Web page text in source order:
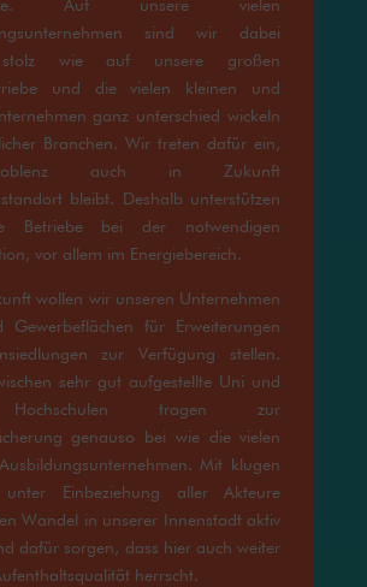
Auf unsere vielen
sind wir dabei
stolz wie auf unsere großen
und die vielen kleinen und
ganz unterschied wickeln
Branchen. Wir treten dafür ein,
auch in Zukunft
bleibt. Deshalb unterstützen
Betriebe bei der notwendigen
vor allem im Energiebereich.
wollen wir unseren Unternehmen
Gewerbeflächen für Erweiterungen
zur Verfügung stellen.
sehr gut aufgestellte Uni und
tragen zur
genauso bei wie die vielen
Mit klugen
unter Einbeziehung aller Akteure
Wandel in unserer Innenstadt aktiv
dafür sorgen, dass hier auch weiter
herrscht.